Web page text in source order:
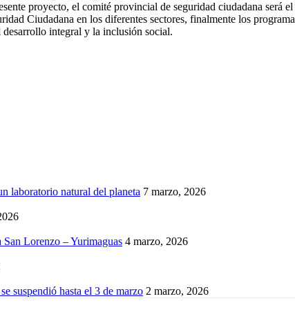
proyecto, el comité provincial de seguridad ciudadana será
Ciudadana en los diferentes sectores, finalmente los
integral y la inclusión social.
laboratorio natural del planeta 7 marzo, 2026
San Lorenzo – Yurimaguas 4 marzo, 2026
suspendió hasta el 3 de marzo 2 marzo, 2026